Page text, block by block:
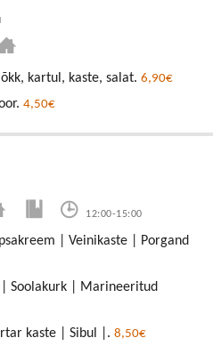
kartul, kaste, salat. 6,90€
4,50€
12:00-15:00
| Veinikaste | Porgand
| Soolakurk | Marineeritud
kaste | Sibul |. 8,50€